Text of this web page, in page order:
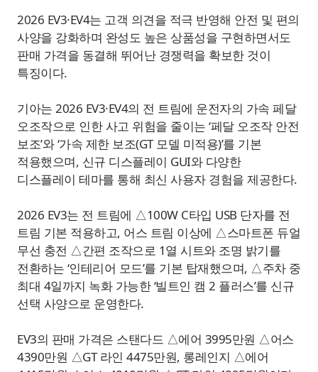
2026 EV3·EV4는 고객 의견을 적극 반영해 안전 및 편의
사양을 강화하며 완성도 높은 상품성을 구현하면서도
판매 가격을 동결해 뛰어난 경쟁력을 확보한 것이
특징이다.
기아는 2026 EV3·EV4의 전 트림에 운전자의 가속 페달
오조작으로 인한 사고 위험을 줄이는 ‘페달 오조작 안전
보조’와 ‘가속 제한 보조(GT 모델 미적용)’를 기본
적용했으며, 신규 디스플레이 GUI와 다양한
디스플레이 테마를 통해 최신 사용자 경험을 제공한다.
2026 EV3는 전 트림에 △100W C타입 USB 단자를 전
트림 기본 적용하고, 어스 트림 이상에 △스마트폰 듀얼
무선 충전 △간편 조작으로 1열 시트와 조명 밝기를
전환하는 ‘인테리어 모드’를 기본 탑재했으며, △주차 중
최대 4일까지 녹화 가능한 ‘빌트인 캠 2 플러스’를 신규
선택 사양으로 운영한다.
EV3의 판매 가격은 스탠다드 △에어 3995만원 △어스
4390만원 △GT 라인 4475만원, 롱레인지 △에어